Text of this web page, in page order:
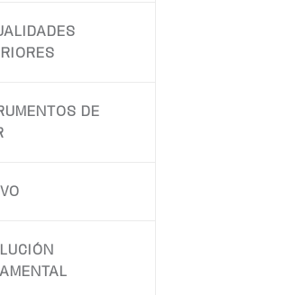
DE